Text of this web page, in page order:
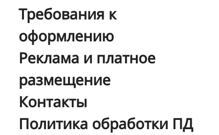
Требования к
оформлению
Реклама и платное
размещение
Контакты
Политика обработки ПД